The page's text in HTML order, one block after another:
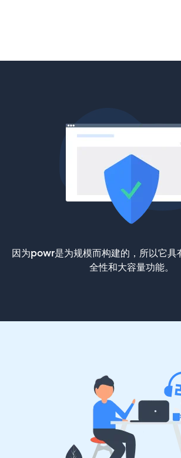
因为powr是为规模而构建的，所以它具
全性和大容量功能。